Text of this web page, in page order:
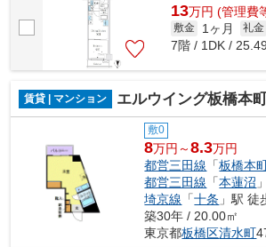
13万円 (管理費
敷金 1ヶ月 礼金
7階 / 1DK /
賃貸 | マンション エルウイング板橋本
敷0
8万円～8.3万円
都営三田線 「板橋本
都営三田線 「本蓮沼
埼京線 「十条 」駅 徒
築30年 / 20.00㎡
東京都板橋区清水町